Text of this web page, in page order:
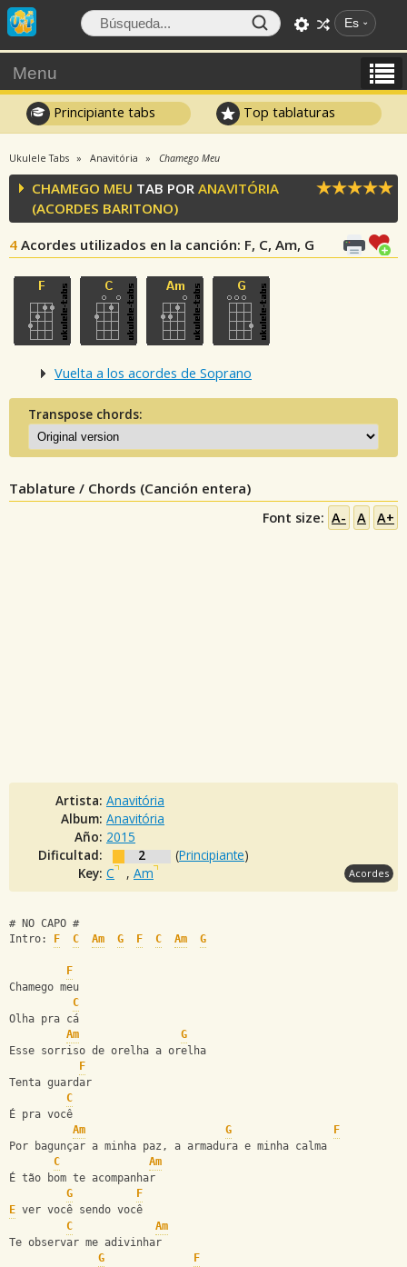
Es
Menu
Principiante tabs Top tablaturas
Ukulele Tabs Anavitória Chamego Meu
CHAMEGO MEU TAB POR ANAVITÓRIA
(ACORDES BARITONO)
4 Acordes utilizados en la canción: F, C, Am, G
Vuelta a los acordes de Soprano
Transpose chords:
Tablature / Chords (Canción entera)
Font size: A- A A+
Artista: Anavitória
Album: Anavitória
Año: 2015
Dificultad:
2 (Principiante)
Key: C , Am Acordes
# NO CAPO #
Intro:
F C Am G F C Am G
F
Chamego meu
C
Olha pra cá
Am
G
Esse sorriso de orelha a orelha
F
Tenta guardar
C
É pra você
Am
G
F
Por bagunçar a minha paz, a armadura e minha calma
C
Am
É tão bom te acompanhar
G
F
E ver você sendo você
C
Am
Te observar me adivinhar
G
F